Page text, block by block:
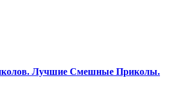
Лучшие Смешные Приколы.